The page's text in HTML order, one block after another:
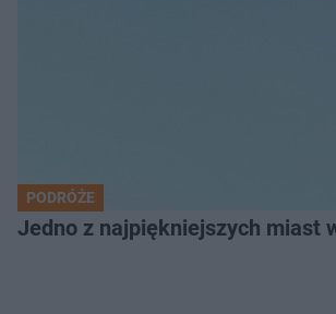
PODRÓŻE
Jedno z najpiękniejszych miast